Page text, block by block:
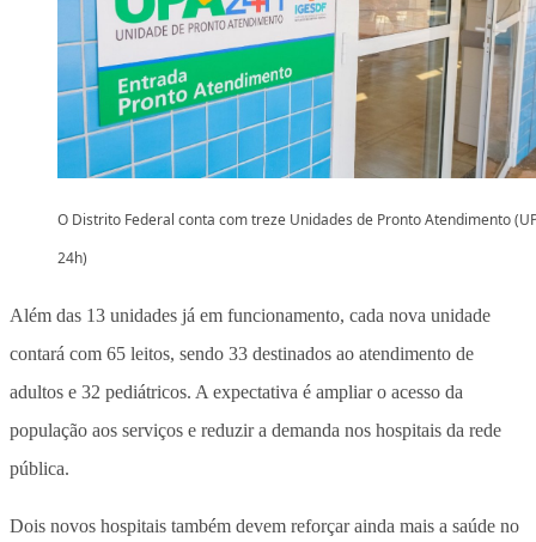
O Distrito Federal conta com treze Unidades de Pronto Atendimento
24h)
Além das 13 unidades já em funcionamento, cada nova unidade
contará com 65 leitos, sendo 33 destinados ao atendimento de
adultos e 32 pediátricos. A expectativa é ampliar o acesso da
população aos serviços e reduzir a demanda nos hospitais da rede
pública.
Dois novos hospitais também devem reforçar ainda mais a saúde no